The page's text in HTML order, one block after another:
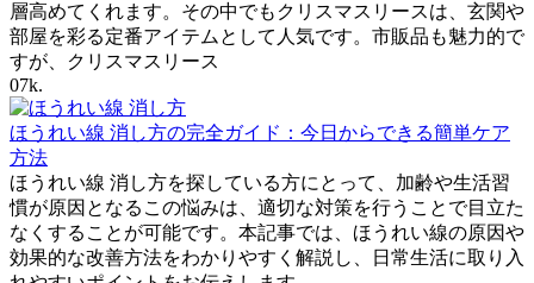
層高めてくれます。その中でもクリスマスリースは、玄関や
部屋を彩る定番アイテムとして人気です。市販品も魅力的で
すが、クリスマスリース
07k.
ほうれい線 消し方の完全ガイド：今日からできる簡単ケア
方法
ほうれい線 消し方を探している方にとって、加齢や生活習
慣が原因となるこの悩みは、適切な対策を行うことで目立た
なくすることが可能です。本記事では、ほうれい線の原因や
効果的な改善方法をわかりやすく解説し、日常生活に取り入